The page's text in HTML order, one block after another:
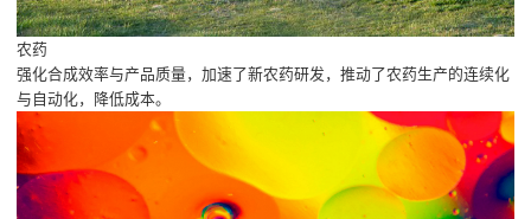
农药
强化合成效率与产品质量，加速了新农药研发，推动了农药生产的连续化
与自动化，降低成本。